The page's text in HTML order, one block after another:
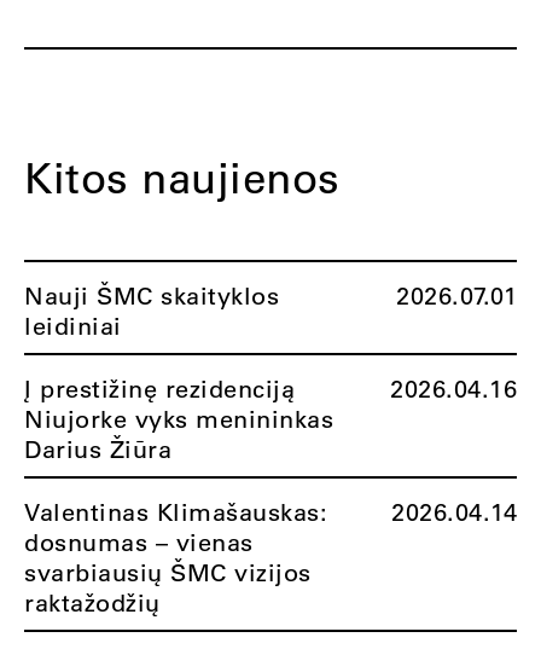
Kitos naujienos
Nauji ŠMC skaityklos
leidiniai
2026.07.01
Į prestižinę rezidenciją
Niujorke vyks menininkas
Darius Žiūra
2026.04.16
Valentinas Klimašauskas:
dosnumas – vienas
svarbiausių ŠMC vizijos
raktažodžių
2026.04.14